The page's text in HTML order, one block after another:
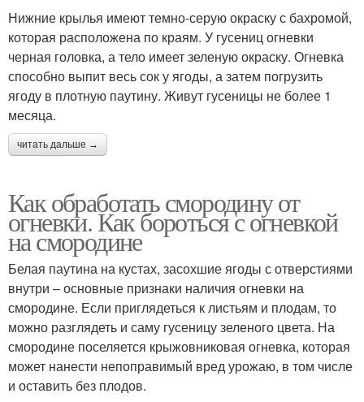
Нижние крылья имеют темно-серую окраску с бахромой,
которая расположена по краям. У гусениц огневки
черная головка, а тело имеет зеленую окраску. Огневка
способно выпит весь сок у ягоды, а затем погрузить
ягоду в плотную паутину. Живут гусеницы не более 1
месяца.
читать дальше →
Как обработать смородину от
огневки. Как бороться с огневкой
на смородине
Белая паутина на кустах, засохшие ягоды с отверстиями
внутри – основные признаки наличия огневки на
смородине. Если приглядеться к листьям и плодам, то
можно разглядеть и саму гусеницу зеленого цвета. На
смородине поселяется крыжовниковая огневка, которая
может нанести непоправимый вред урожаю, в том числе
и оставить без плодов.